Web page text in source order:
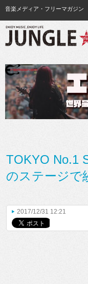
音楽メディア・フリーマガジン
TOKYO No.1
のステージで
2017/12/31 12:21